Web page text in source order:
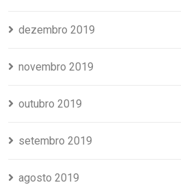
dezembro 2019
novembro 2019
outubro 2019
setembro 2019
agosto 2019